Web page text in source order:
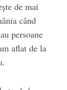
de mai
când
persoane
aflat de la